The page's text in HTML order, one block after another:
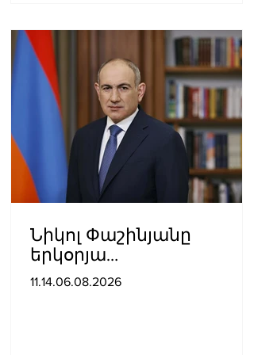
Նիկոլ Փաշինյանը
երկօրյա
աշխատանքային այցով
11.14.06.08.2026